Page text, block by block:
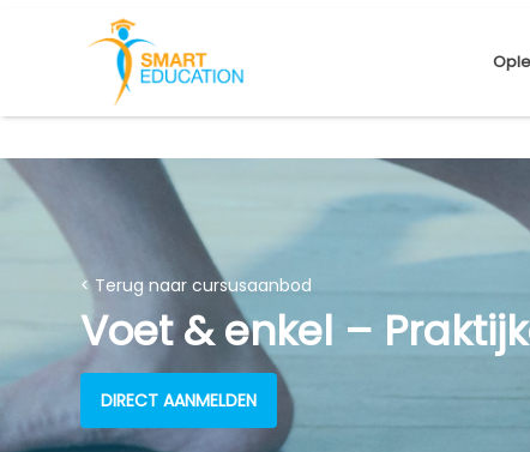
< Terug naar cursusaanbod
Voet & enkel –
DIRECT AANMELDEN